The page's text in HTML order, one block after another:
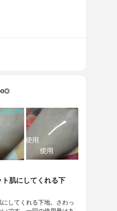
肌にしてくれる下
してくれる下地。さわっ